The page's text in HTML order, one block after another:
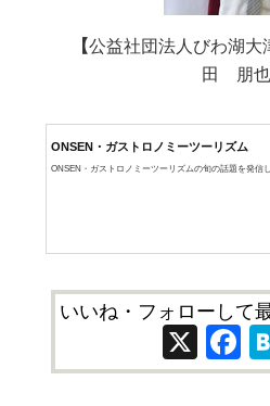
【公益社団法人びわ湖
田 朋也
ONSEN・ガストロノミーツーリズム
ONSEN・ガストロノミーツーリズムの旬の話題を発信し
いいね・フォローして
X